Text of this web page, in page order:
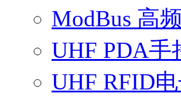
ModBus 高
UHF PDA手
UHF RFID